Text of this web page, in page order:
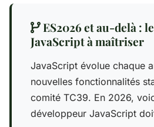
ES2026 et au-delà :
JavaScript à maîtriser
JavaScript évolue chaque
nouvelles fonctionnalités
comité TC39. En 2026,
développeur JavaScript